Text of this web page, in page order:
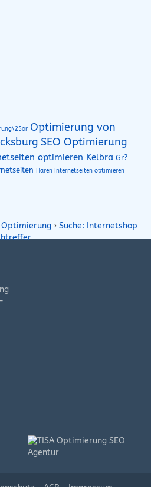
Optimierung von
SEO Optimierung
optimieren Kelbra Gr?
Haren Internetseiten optimieren
Optimierung › Suche: Internetshop
8.08.2019